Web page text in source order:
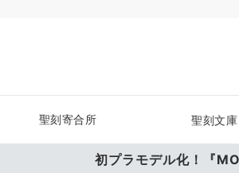
聖刻寄合所 聖刻文庫
初プラモデル化！『